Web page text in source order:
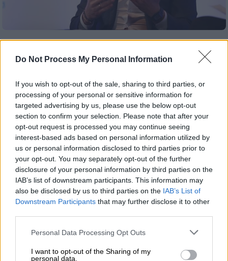
Do Not Process My Personal Information
If you wish to opt-out of the sale, sharing to third parties, or
processing of your personal or sensitive information for
targeted advertising by us, please use the below opt-out
section to confirm your selection. Please note that after your
opt-out request is processed you may continue seeing
interest-based ads based on personal information utilized by
us or personal information disclosed to third parties prior to
your opt-out. You may separately opt-out of the further
disclosure of your personal information by third parties on the
IAB’s list of downstream participants. This information may
also be disclosed by us to third parties on the IAB’s List of
Downstream Participants that may further disclose it to other
Please note that this website/app uses one or more Google
not limited to your visit or usage behaviour. You may click to
Personal Data Processing Opt Outs
I want to opt-out of the Sharing of my
personal data.
Πολιτική|27.11.2023 19:25
Συνάντηση Κασσελάκη με πρέσβη των
Η συνάντηση πραγματοποιήθηκε στην
πρεσβευτική κατοικία